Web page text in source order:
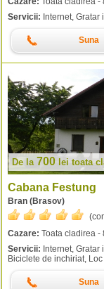
Servicii: Internet, Gratar
Suna
De la 700 lei toata
Cabana Festung
Bran (Brasov)
Cazare: Toata cladirea -
Servicii: Internet,
Biciclete de inchiriat,
Suna